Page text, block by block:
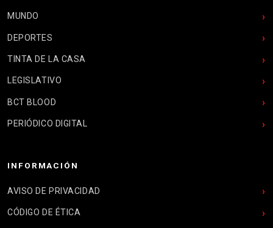
MUNDO
DEPORTES
TINTA DE LA CASA
LEGISLATIVO
BCT BLOOD
PERIÓDICO DIGITAL
INFORMACIÓN
AVISO DE PRIVACIDAD
CÓDIGO DE ÉTICA